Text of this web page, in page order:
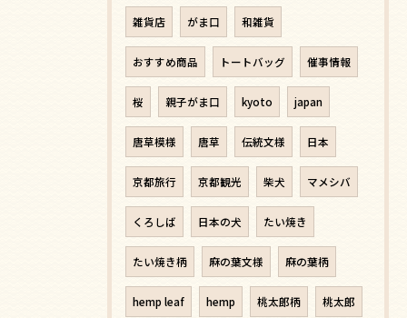
雑貨店 がま口 和雑貨
おすすめ商品 トートバッグ 催事情報
桜 親子がま口 kyoto japan
唐草模様 唐草 伝統文様 日本
京都旅行 京都観光 柴犬 マメシバ
くろしば 日本の犬 たい焼き
たい焼き柄 麻の葉文様 麻の葉柄
hemp leaf hemp 桃太郎柄 桃太郎